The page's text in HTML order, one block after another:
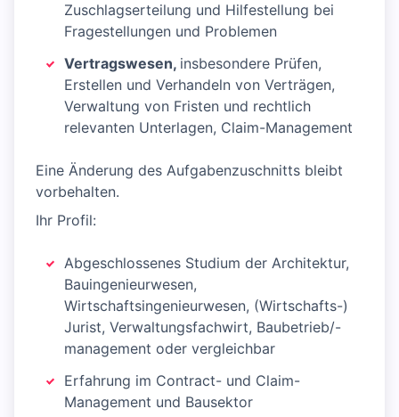
Zuschlagserteilung und Hilfestellung bei
Fragestellungen und Problemen
Vertragswesen, insbesondere Prüfen,
Erstellen und Verhandeln von Verträgen,
Verwaltung von Fristen und rechtlich
relevanten Unterlagen, Claim-Management
Eine Änderung des Aufgabenzuschnitts bleibt
vorbehalten.
Ihr Profil:
Abgeschlossenes Studium der Architektur,
Bauingenieurwesen,
Wirtschaftsingenieurwesen, (Wirtschafts-)
Jurist, Verwaltungsfachwirt, Baubetrieb/-
management oder vergleichbar
Erfahrung im Contract- und Claim-
Management und Bausektor